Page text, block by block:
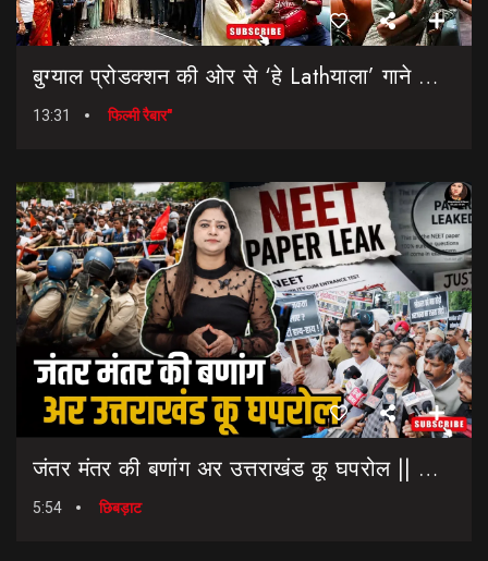
बुग्याल प्रोडक्शन की ओर से ‘हे Lathयाला’ गाने की शानदार लॉन्चिंग || Hey Lathyala || Garhwali Song
13:31 फिल्मी रैबार"
जंतर मंतर की बणांग अर उत्तराखंड कू घपरोल || NEET Paper Leak || Dharmendra Pradhan Resigns
5:54 छिबड़ाट